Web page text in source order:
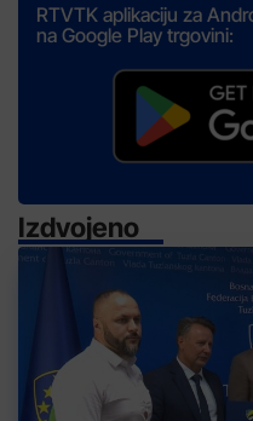
RTVTK aplikaciju za
na Google Play trgovini:
Izdvojeno